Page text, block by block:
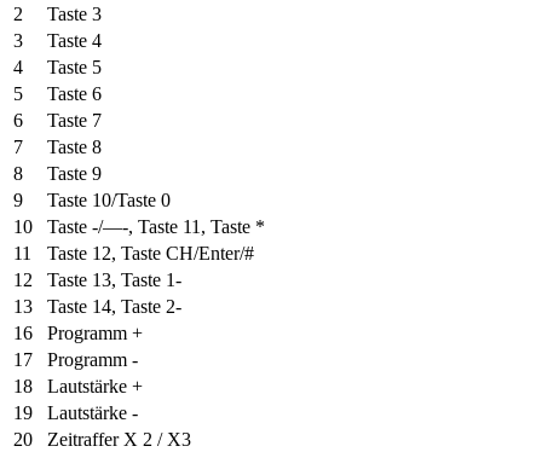
2
Taste 3
3
Taste 4
4
Taste 5
5
Taste 6
6
Taste 7
7
Taste 8
8
Taste 9
9
Taste 10/Taste 0
10
Taste -/—-, Taste 11, Taste *
11
Taste 12, Taste CH/Enter/#
12
Taste 13, Taste 1-
13
Taste 14, Taste 2-
16
Programm +
17
Programm -
18
Lautstärke +
19
Lautstärke -
20
Zeitraffer X 2 / X3